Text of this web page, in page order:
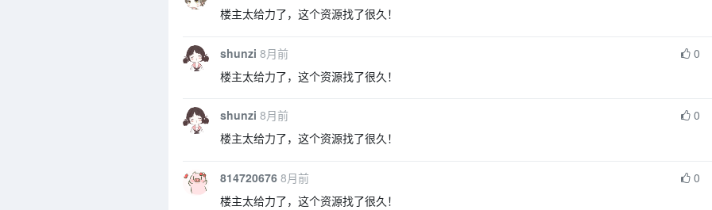
楼主太给力了，这个资源找了很久！
shunzi 8月前
0
楼主太给力了，这个资源找了很久！
shunzi 8月前
0
楼主太给力了，这个资源找了很久！
814720676 8月前
0
楼主太给力了，这个资源找了很久！